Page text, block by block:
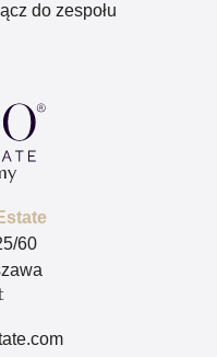
do zespołu
60